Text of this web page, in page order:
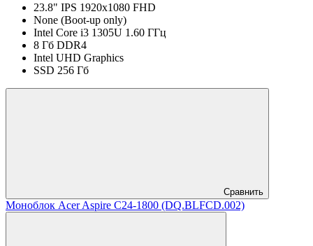
23.8" IPS 1920x1080 FHD
None (Boot-up only)
Intel Core i3 1305U 1.60 ГГц
8 Гб DDR4
Intel UHD Graphics
SSD 256 Гб
Сравнить
Моноблок Acer Aspire C24-1800 (DQ.BLFCD.002)